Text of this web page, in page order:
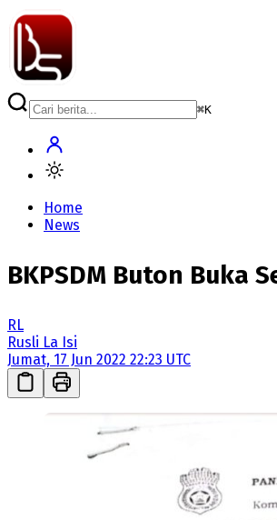
⌘K
Home
News
BKPSDM Buton Buka
RL
Rusli La Isi
Jumat, 17 Jun 2022 22:23 UTC